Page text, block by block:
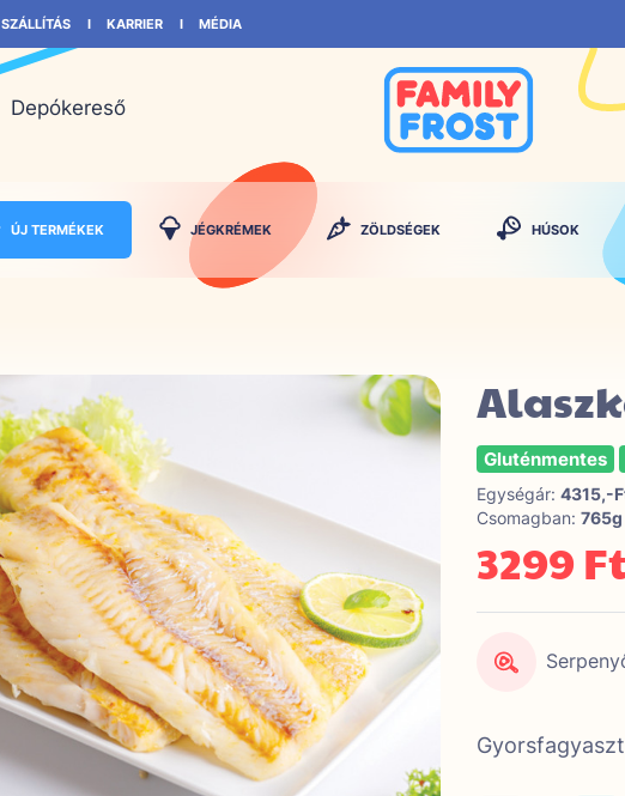
SZÁLLÍTÁS KARRIER MÉDIA
Depókereső
ÚJ TERMÉKEK JÉGKRÉMEK ZÖLDSÉGEK HÚSOK
Gluténmentes
Egységár: 4315,-
Csomagban: 765g
3299 Ft